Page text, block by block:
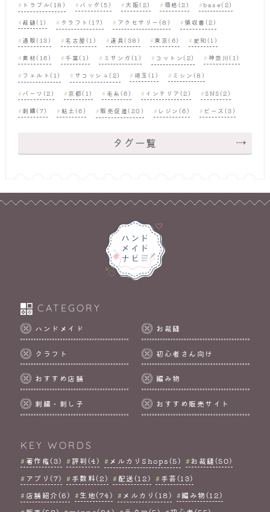
トラブル(18) バッグ(5) 大阪(2) 価格(2) base(2)
裁縫(1) クラフト(17) アクセサリー(8) 領収書(2)
通販(13) 名古屋(1) 道具(38) 東京(6) 愛知(1)
素材(16) 千葉(1) ミサンガ(1) コットン(2) 神奈川(1)
フェルト(1) サコッシュ(2) 埼玉(1) ミシン(8)
パーツ(2) 京都(1) 毛糸(6) インテリア(2) SNS(2)
刺繍(7) 粘土(6) 販売促進(20) レジン(6) ビーズ(3)
タグ一覧
CATEGORY
ハンドメイド お裁縫
クラフト 初心者さん向け
おすすめ店舗 編み物
刺繍・刺し子 おすすめ販売サイト
KEY WORDS
著作権(3) 評判(4) メルカリShops(5)
お裁縫(50)
アプリ(7)
手数料(2) 配送(12)
手芸(13)
店舗紹介(6)
生地(74) メルカリ(18)
編み物(12)